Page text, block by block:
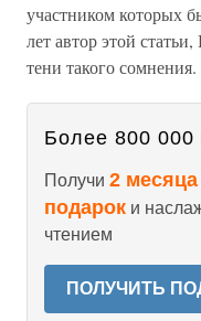
участником которых
лет автор этой
тени такого
Более 800 000
Получи 2
подарок и
чтением
ПОЛУЧИТЬ